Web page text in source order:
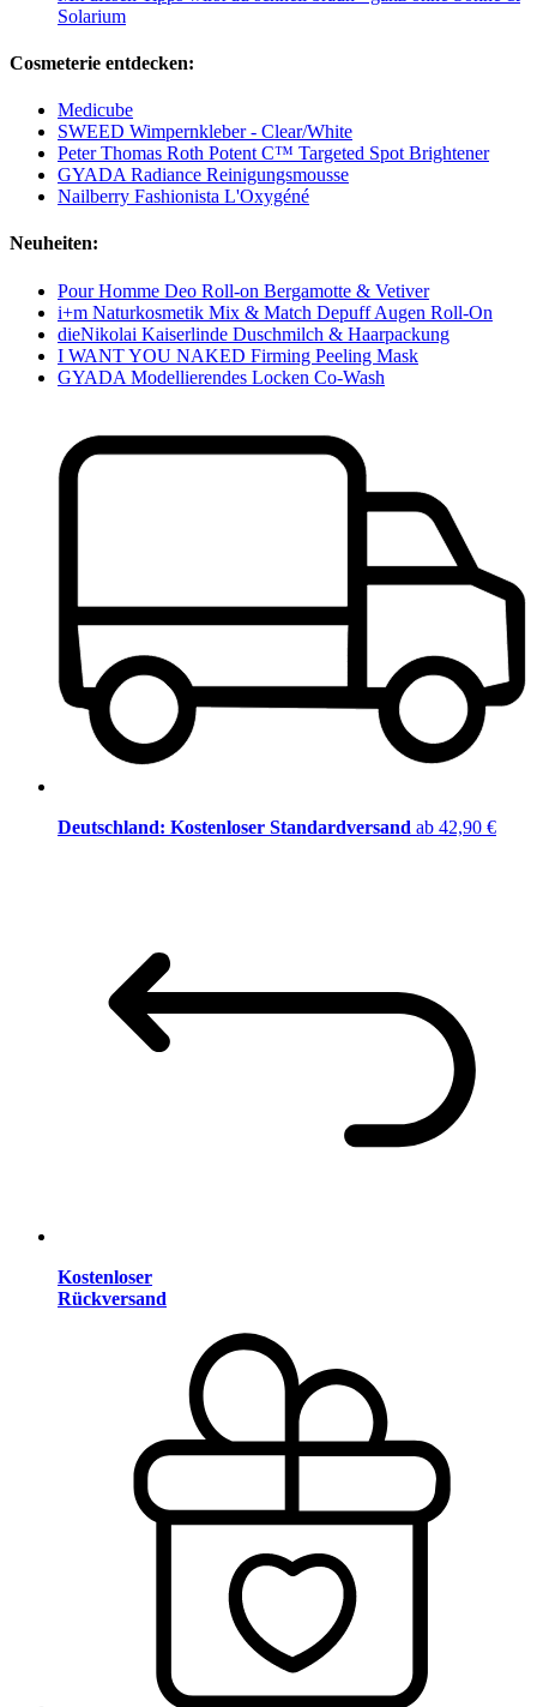
Solarium
Cosmeterie entdecken:
Medicube
SWEED Wimpernkleber - Clear/White
Peter Thomas Roth Potent C™ Targeted Spot Brightener
GYADA Radiance Reinigungsmousse
Nailberry Fashionista L'Oxygéné
Neuheiten:
Pour Homme Deo Roll-on Bergamotte & Vetiver
i+m Naturkosmetik Mix & Match Depuff Augen Roll-On
dieNikolai Kaiserlinde Duschmilch & Haarpackung
I WANT YOU NAKED Firming Peeling Mask
GYADA Modellierendes Locken Co-Wash
Deutschland: Kostenloser Standardversand ab 42,90 €
Kostenloser
Rückversand